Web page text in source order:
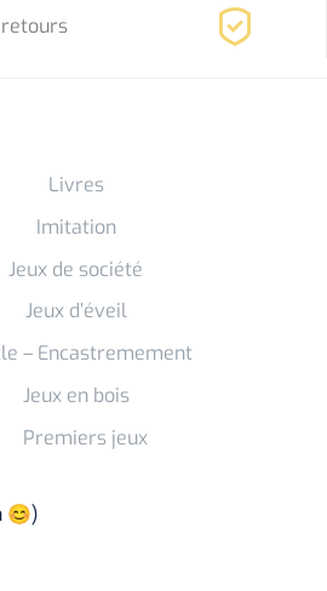
retours
Livres
Imitation
Jeux de société
Jeux d’éveil
– Encastremement
Jeux en bois
Premiers jeux
😊)